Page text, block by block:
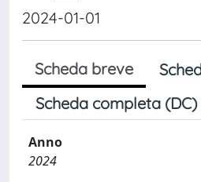
2024-01-01
Scheda breve
Scheda completa (DC)
Anno
2024